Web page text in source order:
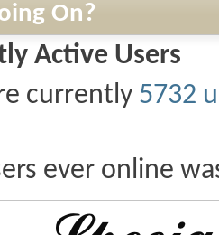
On?
Active Users
currently 5732
ever online